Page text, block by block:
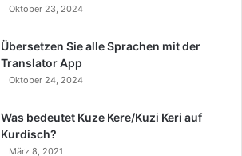
Oktober 23, 2024
Übersetzen Sie alle Sprachen mit der
Translator App
Oktober 24, 2024
Was bedeutet Kuze Kere/Kuzi Keri auf
Kurdisch?
März 8, 2021